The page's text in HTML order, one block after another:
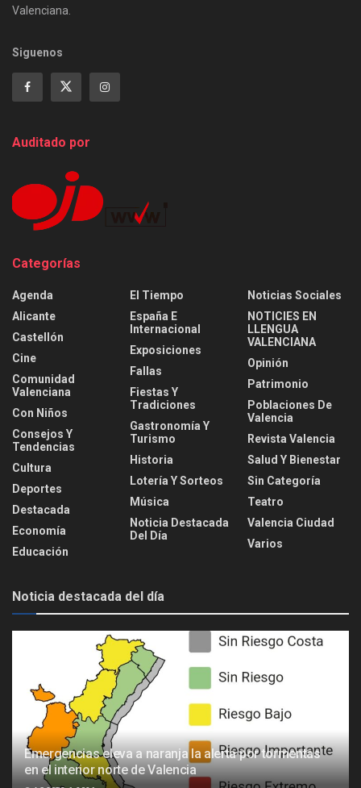
Valenciana.
Siguenos
Auditado por
Categorías
Agenda
Alicante
Castellón
Cine
Comunidad
Valenciana
Con Niños
Consejos Y
Tendencias
Cultura
Deportes
Destacada
Economía
Educación
El Tiempo
España E
Internacional
Exposiciones
Fallas
Fiestas Y
Tradiciones
Gastronomía Y
Turismo
Historia
Lotería Y Sorteos
Música
Noticia Destacada
Del Día
Noticias Sociales
NOTICIES EN
LLENGUA
VALENCIANA
Opinión
Patrimonio
Poblaciones De
Valencia
Revista Valencia
Salud Y Bienestar
Sin Categoría
Teatro
Valencia Ciudad
Varios
Noticia destacada del día
Emergencias eleva a naranja la alerta por tormentas
en el interior norte de Valencia